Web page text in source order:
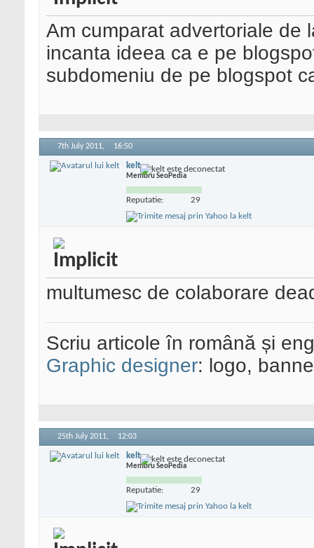
Am cumparat advertoriale de
incanta ideea ca e pe
subdomeniu de pe blogspot
7th July 2011, 16:50
kelt
Membru SeoPedia
Reputatie: 29
multumesc de colaborare
Scriu articole în română și
Graphic designer: logo,
25th July 2011, 12:03
kelt
Membru SeoPedia
Reputatie: 29